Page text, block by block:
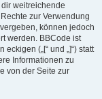
weitreichende
zur Verwendung
können jedoch
werden. BBCode ist
(„[“ und „]“) statt
Informationen zu
von der Seite zur